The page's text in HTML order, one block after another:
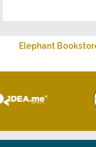
Elephant
<